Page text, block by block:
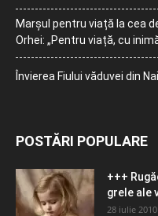
Marșul pentru viață la cea
Orhei: „Pentru viață, cu
Învierea Fiului văduvei din
POSTĂRI POPULARE
+++
grele ale
28 iulie 2010